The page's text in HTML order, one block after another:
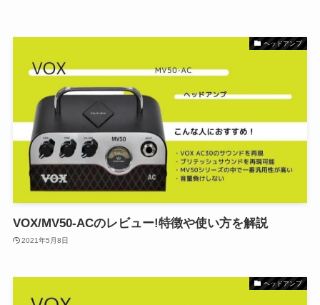
ヘッドアンプ
VOX/MV50-ACのレビュー!特徴や使い方を解説
2021年5月8日
ヘッドアンプ